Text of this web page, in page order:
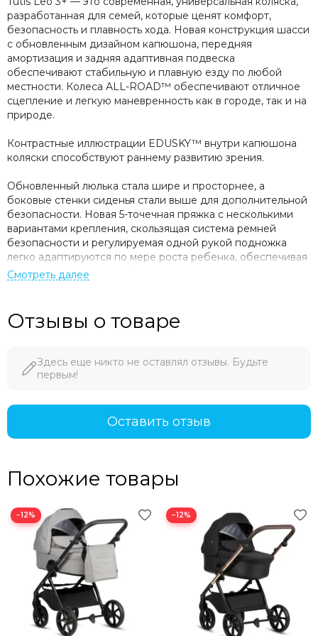
разработанная для семей, которые ценят комфорт,
безопасность и плавность хода. Новая конструкция шасси
с обновленным дизайном капюшона, передняя
амортизация и задняя адаптивная подвеска
обеспечивают стабильную и плавную езду по любой
местности. Колеса ALL-ROAD™ обеспечивают отличное
сцепление и легкую маневренность как в городе, так и на
природе.
Контрастные иллюстрации EDUSKY™ внутри капюшона
коляски способствуют раннему развитию зрения.
Обновленный люлька стала шире и просторнее, а
боковые стенки сиденья стали выше для дополнительной
безопасности. Новая 5-точечная пряжка с несколькими
вариантами крепления, скользящая система ремней
безопасности и регулируемая одной рукой подножка
легко адаптируются по мере роста ребенка, обеспечивая
комфорт, поддержку и безопасность в каждой поездке.
технология THERMOCOT™
температуру круглый год для комфорта вашего малыша.
Обеспечивает превосходное сцепление, устойчивость и
плавность хода на любой местности.
Передняя и задняя подвеска обеспечивают плавную и
стабильную езду по любой местности.
Адаптивная система амортизации
Каждое колесо постоянно контактирует с землей, даже
на неровных дорогах, что обеспечивает более
устойчивую езду и сводит к минимуму тряску для
ребенка.
технология EDUSKY™
Отзывы о товаре
Здесь еще никто не оставлял отзывы. Будьте
первым!
Оставить отзыв
Похожие товары
−12% −12%